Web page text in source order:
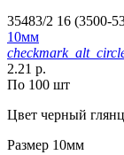
35483/2 16 (3500-
10мм
2.21 р.
По 100 шт
Цвет черный
Размер 10мм